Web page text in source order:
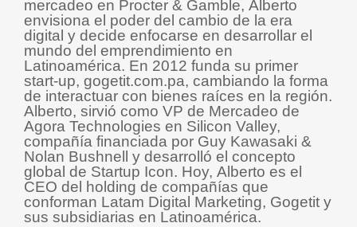
mercadeo en Procter & Gamble, Alberto
envisiona el poder del cambio de la era
digital y decide enfocarse en desarrollar el
mundo del emprendimiento en
Latinoamérica. En 2012 funda su primer
start-up, gogetit.com.pa, cambiando la forma
de interactuar con bienes raíces en la región.
Alberto, sirvió como VP de Mercadeo de
Agora Technologies en Silicon Valley,
compañía financiada por Guy Kawasaki &
Nolan Bushnell y desarrolló el concepto
global de Startup Icon. Hoy, Alberto es el
CEO del holding de compañías que
conforman Latam Digital Marketing, Gogetit y
sus subsidiarias en Latinoamérica.